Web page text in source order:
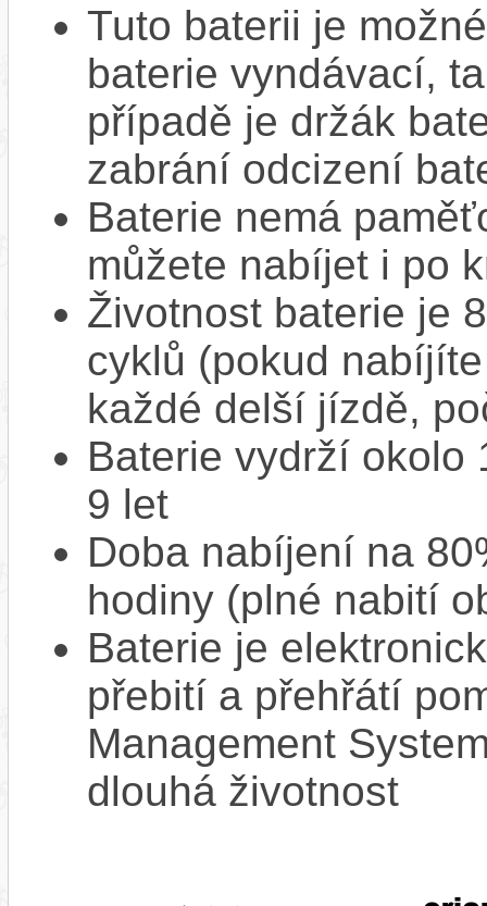
Tuto baterii je
baterie vyndávací,
případě je držák
zabrání odcizení
Baterie nemá
můžete nabíjet i po
Životnost baterie je
cyklů (pokud
každé delší jízdě,
Baterie vydrží okolo
9 let
Doba nabíjení na
hodiny (plné nabití
Baterie je
přebití a přehřátí
Management
dlouhá životnost